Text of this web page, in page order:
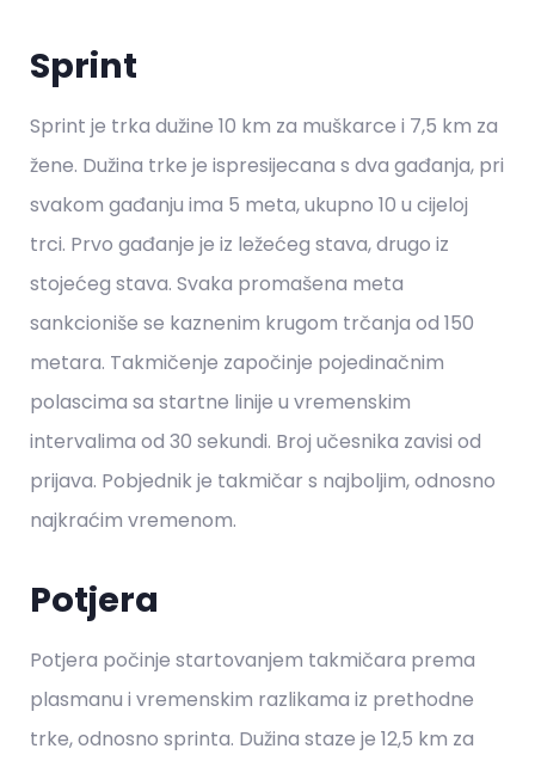
Sprint
Sprint je trka dužine 10 km za muškarce i 7,5 km za
žene. Dužina trke je ispresijecana s dva gađanja, pri
svakom gađanju ima 5 meta, ukupno 10 u cijeloj
trci. Prvo gađanje je iz ležećeg stava, drugo iz
stojećeg stava. Svaka promašena meta
sankcioniše se kaznenim krugom trčanja od 150
metara. Takmičenje započinje pojedinačnim
polascima sa startne linije u vremenskim
intervalima od 30 sekundi. Broj učesnika zavisi od
prijava. Pobjednik je takmičar s najboljim, odnosno
najkraćim vremenom.
Potjera
Potjera počinje startovanjem takmičara prema
plasmanu i vremenskim razlikama iz prethodne
trke, odnosno sprinta. Dužina staze je 12,5 km za